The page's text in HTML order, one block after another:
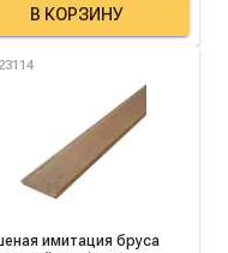
В КОРЗИНУ
имитация бруса